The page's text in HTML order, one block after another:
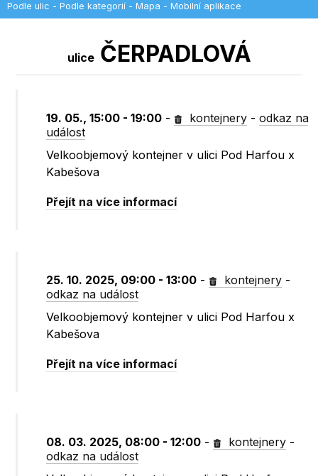
Podle ulic - Podle kategorií - Mapa - Mobilní aplikace
uliceČERPADLOVÁ
19. 05., 15:00 - 19:00 - kontejnery -odkaz na
událost
Velkoobjemový kontejner v ulici Pod Harfou x
Kabešova
Přejít na více informací
25. 10. 2025, 09:00 - 13:00 - kontejnery -
odkaz na událost
Velkoobjemový kontejner v ulici Pod Harfou x
Kabešova
Přejít na více informací
08. 03. 2025, 08:00 - 12:00 - kontejnery -
odkaz na událost